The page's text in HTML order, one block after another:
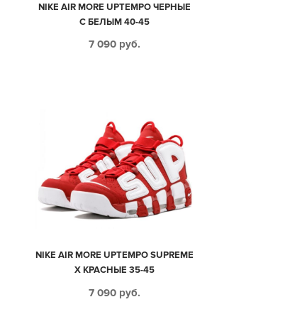
NIKE AIR MORE UPTEMPO ЧЕРНЫЕ
С БЕЛЫМ 40-45
7 090 руб.
NIKE AIR MORE UPTEMPO SUPREME
X КРАСНЫЕ 35-45
7 090 руб.